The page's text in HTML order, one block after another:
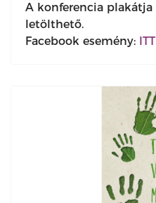
A konferencia plakátja
letölthető.
Facebook esemény: ITT